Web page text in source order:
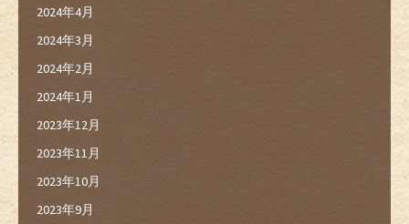
2024年4月
2024年3月
2024年2月
2024年1月
2023年12月
2023年11月
2023年10月
2023年9月